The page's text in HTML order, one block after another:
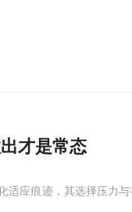
才是常态
适应痕迹，其选择压力